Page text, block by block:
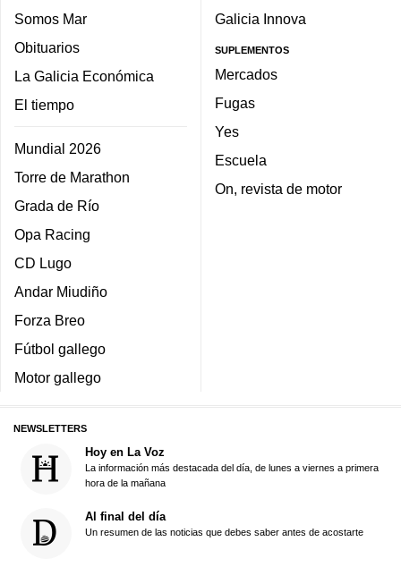
Somos Mar
Obituarios
La Galicia Económica
El tiempo
Mundial 2026
Torre de Marathon
Grada de Río
Opa Racing
CD Lugo
Andar Miudiño
Forza Breo
Fútbol gallego
Motor gallego
Galicia Innova
SUPLEMENTOS
Mercados
Fugas
Yes
Escuela
On, revista de motor
NEWSLETTERS
Hoy en La Voz
La información más destacada del día, de lunes a viernes a primera
hora de la mañana
Al final del día
Un resumen de las noticias que debes saber antes de acostarte